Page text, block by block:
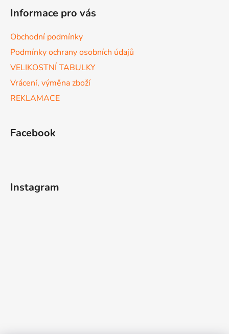
Informace pro vás
Obchodní podmínky
Podmínky ochrany osobních údajů
VELIKOSTNÍ TABULKY
Vrácení, výměna zboží
REKLAMACE
Facebook
Instagram